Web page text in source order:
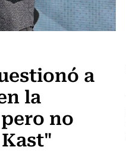
a
la
no